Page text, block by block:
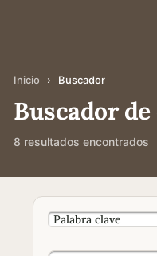
Inicio › Buscador
Buscador
8 resultados encontrados